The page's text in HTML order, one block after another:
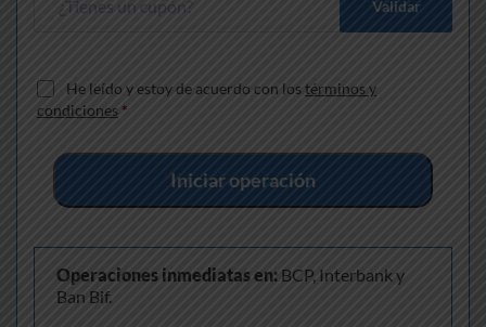
Validar
He leído y estoy de acuerdo con lostérminos y
condiciones*
Iniciar operación
Operaciones inmediatas en: BCP, Interbank y
Ban Bif.